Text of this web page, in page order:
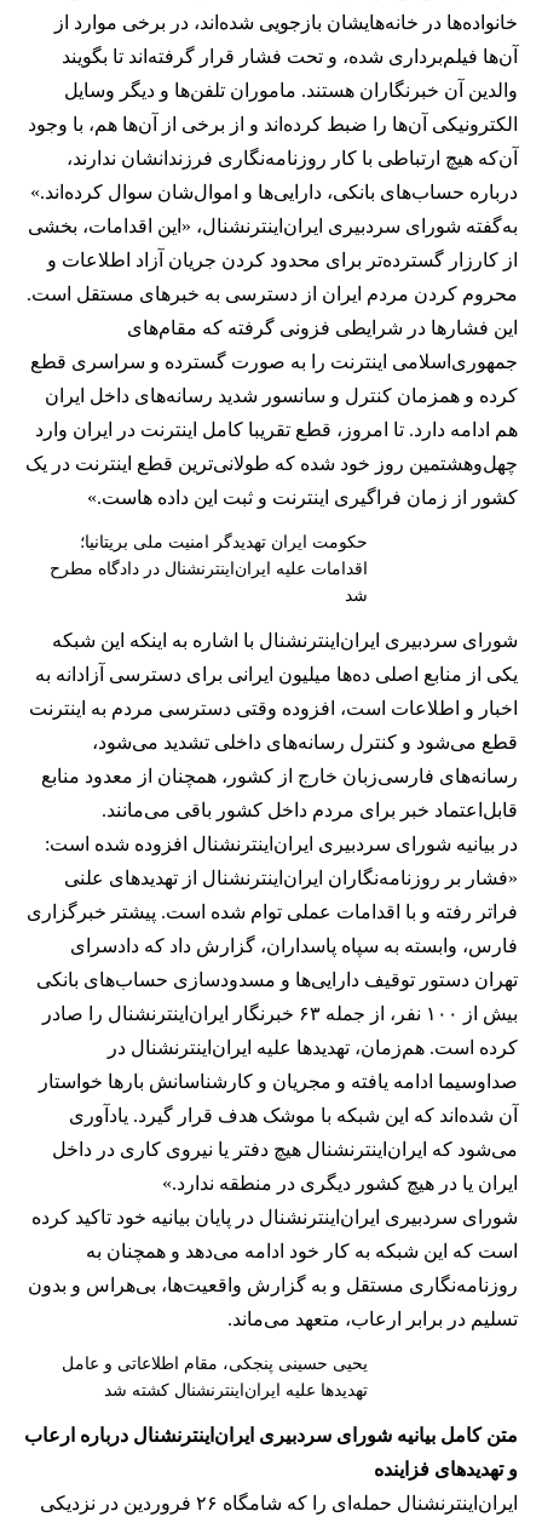
خانواده‌ها در خانه‌هایشان بازجویی شده‌اند، در برخی موارد از
آن‌ها فیلم‌برداری شده، و تحت فشار قرار گرفته‌اند تا بگویند
والدین آن خبرنگاران هستند. ماموران تلفن‌ها و دیگر وسایل
الکترونیکی آن‌ها را ضبط کرده‌اند و از برخی از آن‌ها هم، با وجود
آن‌که هیچ ارتباطی با کار روزنامه‌نگاری فرزندانشان ندارند،
درباره حساب‌های بانکی، دارایی‌ها و اموال‌شان سوال کرده‌اند.»
به‌گفته شورای سردبیری ایران‌اینترنشنال، «این اقدامات، بخشی
از کارزار گسترده‌تر برای محدود کردن جریان آزاد اطلاعات و
محروم کردن مردم ایران از دسترسی به خبرهای مستقل است.
این فشارها در شرایطی فزونی گرفته که مقام‌های
جمهوری‌اسلامی اینترنت را به صورت گسترده و سراسری قطع
کرده و همزمان کنترل و سانسور شدید رسانه‌های داخل ایران
هم ادامه دارد. تا امروز، قطع تقریبا کامل اینترنت در ایران وارد
چهل‌وهشتمین روز خود شده که طولانی‌ترین قطع اینترنت در یک
کشور از زمان فراگیری اینترنت و ثبت این داده هاست.»
حکومت ایران تهدید‌گر امنیت ملی بریتانیا؛
اقدامات علیه ایران‌اینترنشنال در دادگاه مطرح
شد
شورای سردبیری ایران‌اینترنشنال با اشاره به اینکه این شبکه
یکی از منابع اصلی ده‌ها میلیون ایرانی برای دسترسی آزادانه به
اخبار و اطلاعات است، افزوده وقتی دسترسی مردم به اینترنت
قطع می‌شود و کنترل رسانه‌های داخلی تشدید می‌شود،
رسانه‌های فارسی‌زبان خارج از کشور، همچنان از معدود منابع
قابل‌اعتماد خبر برای مردم داخل کشور باقی می‌مانند.
در بیانیه شورای سردبیری ایران‌اینترنشنال افزوده شده است:‌
«فشار بر روزنامه‌نگاران ایران‌اینترنشنال از تهدیدهای علنی
فراتر رفته و با اقدامات عملی توام شده است. پیشتر خبرگزاری
فارس، وابسته به سپاه پاسداران، گزارش داد که دادسرای
تهران دستور توقیف دارایی‌ها و مسدودسازی حساب‌های بانکی
بیش از ۱۰۰ نفر، از جمله ۶۳ خبرنگار ایران‌اینترنشنال را صادر
کرده است. هم‌زمان، تهدیدها علیه ایران‌اینترنشنال در
صداوسیما ادامه یافته و مجریان و کارشناسانش بارها خواستار
آن شده‌اند که این شبکه با موشک هدف قرار گیرد. یادآوری
می‌شود که ایران‌اینترنشنال هیچ دفتر یا نیروی کاری در داخل
ایران یا در هیچ کشور دیگری در منطقه ندارد.»
شورای سردبیری ایران‌اینترنشنال در پایان بیانیه خود تاکید کرده
است که این شبکه به کار خود ادامه می‌دهد و همچنان به
روزنامه‌نگاری مستقل و به گزارش واقعیت‌ها، بی‌هراس و بدون
تسلیم در برابر ارعاب، متعهد می‌ماند.
یحیی حسینی پنجکی، مقام اطلاعاتی و عامل
تهدیدها علیه ایران‌اینترنشنال کشته شد
متن کامل بیانیه شورای سردبیری ایران‌اینترنشنال درباره ارعاب
و تهدیدهای فزاینده
ایران‌اینترنشنال حمله‌ای را که شامگاه ۲۶ فروردین در نزدیکی